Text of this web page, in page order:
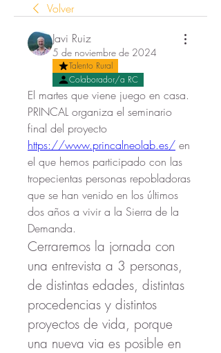
Volver
Javi Ruiz
5 de noviembre de 2024
Talento Rural
Colaborador/a RC
El martes que viene juego en casa.
PRINCAL organiza el seminario
https://www.princalneolab.es/ en
el que hemos participado con las
tropecientas personas repobladoras
que se han venido en los últimos
dos años a vivir a la Sierra de la
Demanda.
Cerraremos la jornada con
una entrevista a 3 personas,
de distintas edades, distintas
procedencias y distintos
proyectos de vida, porque
una nueva via es posible en